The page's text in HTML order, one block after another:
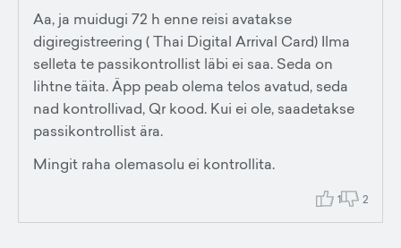
Aa, ja muidugi 72 h enne reisi avatakse
digiregistreering ( Thai Digital Arrival Card) Ilma
selleta te passikontrollist läbi ei saa. Seda on
lihtne täita. Äpp peab olema telos avatud, seda
nad kontrollivad, Qr kood. Kui ei ole, saadetakse
passikontrollist ära.
Mingit raha olemasolu ei kontrollita.
1 2